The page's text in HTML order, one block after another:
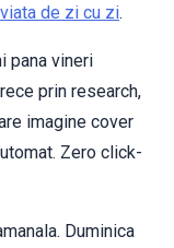
de zi cu zi.
pana vineri
prin research,
imagine cover
Zero click-
Duminica